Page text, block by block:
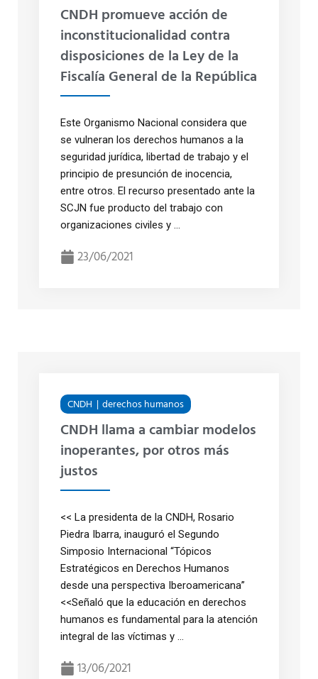
CNDH promueve acción de
inconstitucionalidad contra
disposiciones de la Ley de la
Fiscalía General de la República
Este Organismo Nacional considera que
se vulneran los derechos humanos a la
seguridad jurídica, libertad de trabajo y el
principio de presunción de inocencia,
entre otros. El recurso presentado ante la
SCJN fue producto del trabajo con
organizaciones civiles y ...
23/06/2021
CNDH derechos humanos
CNDH llama a cambiar modelos
inoperantes, por otros más
justos
<< La presidenta de la CNDH, Rosario
Piedra Ibarra, inauguró el Segundo
Simposio Internacional “Tópicos
Estratégicos en Derechos Humanos
desde una perspectiva Iberoamericana”
<<Señaló que la educación en derechos
humanos es fundamental para la atención
integral de las víctimas y ...
13/06/2021